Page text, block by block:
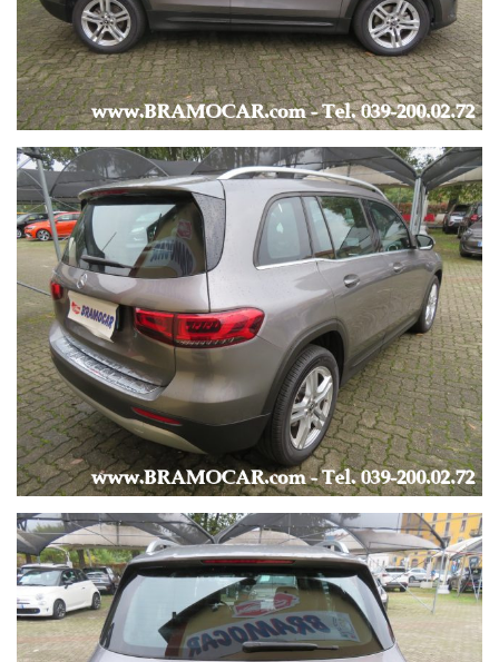
* Visita il nostro sito: .BRAMOCAR.it*